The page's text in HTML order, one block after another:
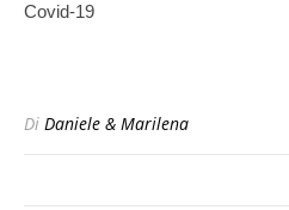
Covid-19
Di Daniele & Marilena